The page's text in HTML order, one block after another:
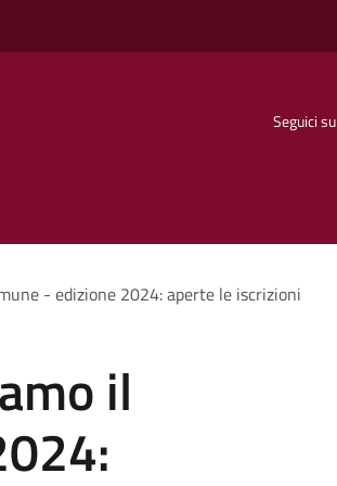
Seguici su
- edizione 2024: aperte le iscrizioni
il